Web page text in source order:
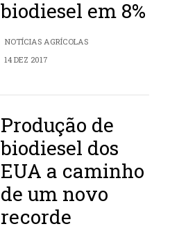
biodiesel em 8%
NOTÍCIAS AGRÍCOLAS
14 DEZ 2017
Produção de
biodiesel dos
EUA a caminho
de um novo
recorde